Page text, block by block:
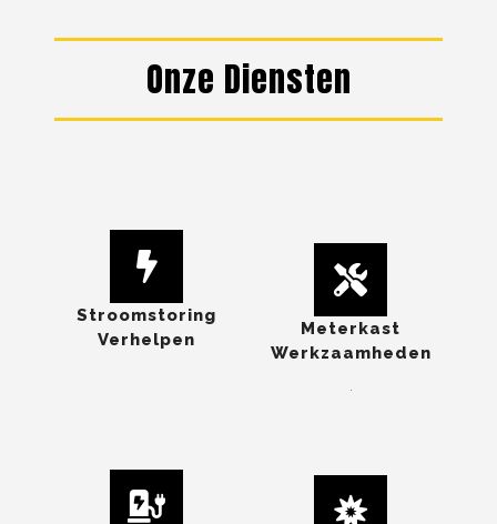
Onze Diensten
Stroomstoring
Verhelpen
Meterkast
Werkzaamheden